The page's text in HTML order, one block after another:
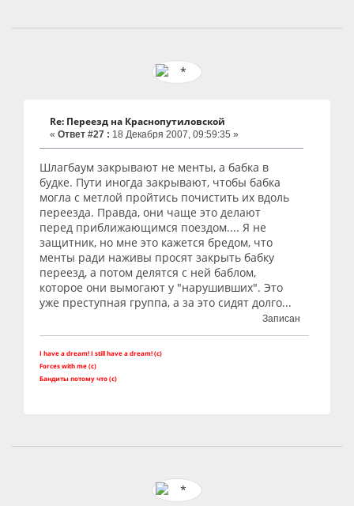
Re: Переезд на Краснопутиловской
« Ответ #27 : 18 Декабря 2007, 09:59:35 »
Шлагбаум закрывают не менты, а бабка в
будке. Пути иногда закрывают, чтобы бабка
могла с метлой пройтись почистить их вдоль
переезда. Правда, они чаще это делают
перед приближающимся поездом.... Я не
защитник, но мне это кажется бредом, что
менты ради наживы просят закрыть бабку
переезд, а потом делятся с ней баблом,
которое они вымогают у "нарушивших". Это
уже преступная группа, а за это сидят долго...
Записан
I have a dream! I still have a dream! (c)
Forces with me (c)
Бандиты потому что (с)